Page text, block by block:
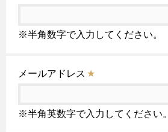
※半角数字で入力してください。
メールアドレス ★
※半角英数字で入力してください。